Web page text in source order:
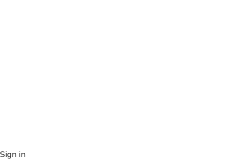
Sign in